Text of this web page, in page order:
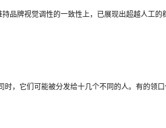
品牌视觉调性的一致性上，已展现出超越人工的
，它们可能被分发给十几个不同的人。有的领口